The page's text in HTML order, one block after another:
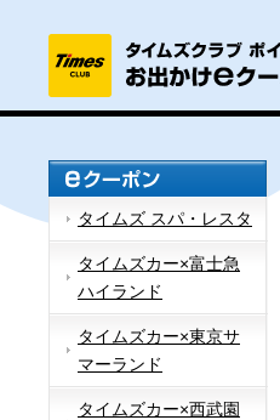
タイムズ スパ・レスタ
タイムズカー×富士急
ハイランド
タイムズカー×東京サ
マーランド
タイムズカー×西武園